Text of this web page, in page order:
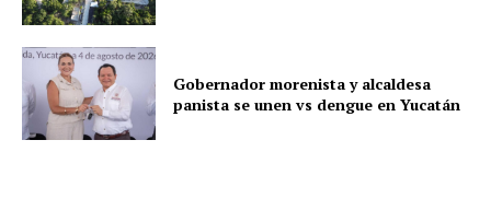
Gobernador morenista y alcaldesa
panista se unen vs dengue en Yucatán